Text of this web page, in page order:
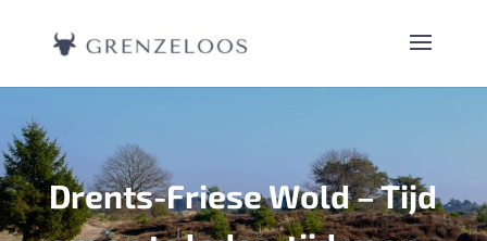
Drents-Friese Wold – Tijd